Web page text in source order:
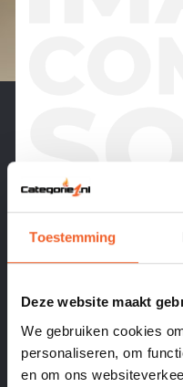
Toestemming
Deze website maakt
We gebruiken cookies
personaliseren, om
en om ons
KLAPPERTJES
6X12 SHOTS
Klappertjes 12-Shooter
Productinformatie:
Type product:Klappertjes